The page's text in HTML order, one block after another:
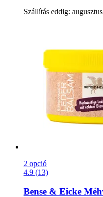
Szállítás eddig:
2 opció
4.9 (13)
Bense & Eicke